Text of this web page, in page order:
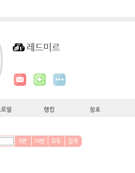
레드미르
필 랭킹 칭호
5번 10번 모두 검색